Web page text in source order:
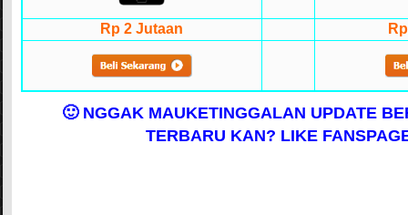
Rp 2 Jutaan
🙂 NGGAK MAUKETINGGALAN UPDATE
TERBARU KAN? LIKE